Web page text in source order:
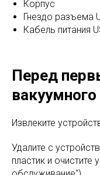
Корпус
Гнездо разъема
Кабель питания
Перед
Извлеките
Удалите с
пластик и очистите